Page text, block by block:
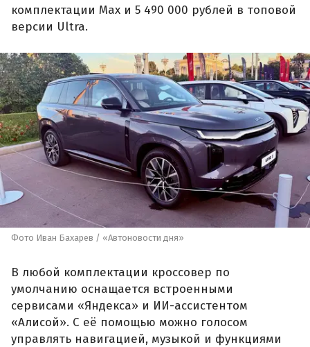
комплектации Max и 5 490 000 рублей в топовой
версии Ultra.
Фото Иван Бахарев / «Автоновости дня»
В любой комплектации кроссовер по
умолчанию оснащается встроенными
сервисами «Яндекса» и ИИ-ассистентом
«Алисой». С её помощью можно голосом
управлять навигацией, музыкой и функциями